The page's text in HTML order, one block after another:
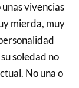
vivencias
mierda, muy
soledad no
No una o